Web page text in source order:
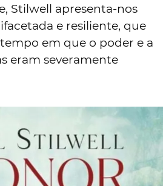
Stilwell apresenta-nos
e resiliente, que
em que o poder e a
eram severamente